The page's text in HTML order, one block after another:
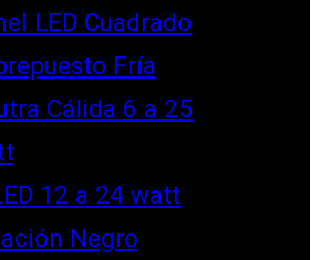
LED Cuadrado
Fría
Cálida 6 a 25
12 a 24 watt
Negro